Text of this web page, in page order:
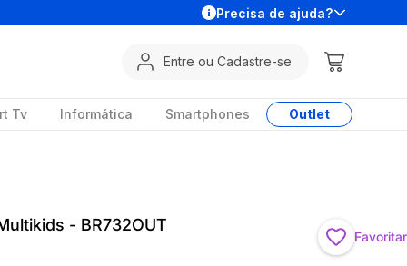
Precisa de ajuda?
Entre ou Cadastre-se
Tv Informática Smartphones Outlet
- BR732OUT
Favoritar